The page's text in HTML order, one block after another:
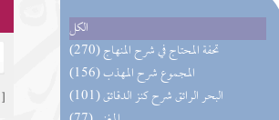
الكل
(270) تحفة المحتاج في شرح المنهاج
(156) المجموع شرح المهذب
(101) البحر الرائق شرح كنز الدقائق